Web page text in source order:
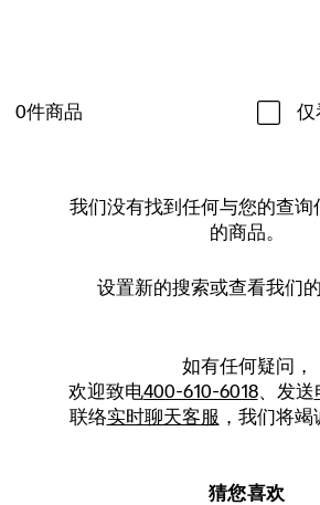
0件商品 仅
我们没有找到任何与您的查询
的商品。
设置新的搜索或查看我们
如有任何疑问，
欢迎致电400-610-6018、发送
联络实时聊天客服 ，我们将竭
猜您喜欢